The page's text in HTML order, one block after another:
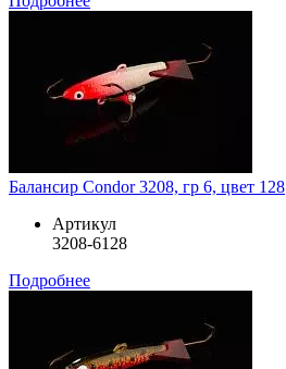
Балансир Condor 3208, гр 6, цвет 128
Артикул
3208-6128
Подробнее